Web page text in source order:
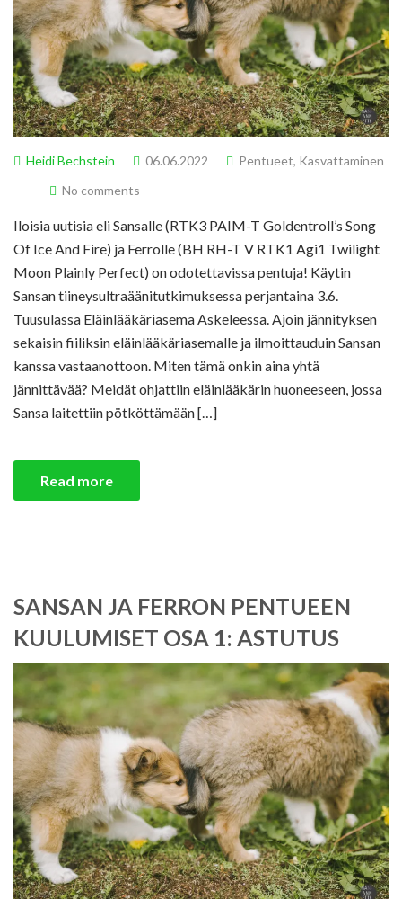
Heidi Bechstein 06.06.2022 Pentueet, Kasvattaminen
No comments
Iloisia uutisia eli Sansalle (RTK3 PAIM-T Goldentroll’s Song
Of Ice And Fire) ja Ferrolle (BH RH-T V RTK1 Agi1 Twilight
Moon Plainly Perfect) on odotettavissa pentuja! Käytin
Sansan tiineysultraäänitutkimuksessa perjantaina 3.6.
Tuusulassa Eläinlääkäriasema Askeleessa. Ajoin jännityksen
sekaisin fiiliksin eläinlääkäriasemalle ja ilmoittauduin Sansan
kanssa vastaanottoon. Miten tämä onkin aina yhtä
jännittävää? Meidät ohjattiin eläinlääkärin huoneeseen, jossa
Sansa laitettiin pötköttämään […]
Read more
SANSAN JA FERRON PENTUEEN
KUULUMISET OSA 1: ASTUTUS